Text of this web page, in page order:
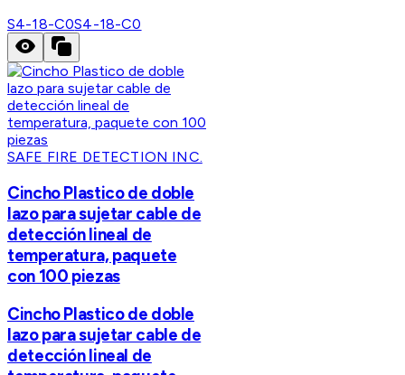
S4-18-C0S4-18-C0
SAFE FIRE DETECTION INC.
Cincho Plastico de doble
lazo para sujetar cable de
detección lineal de
temperatura, paquete
con 100 piezas
Cincho Plastico de doble
lazo para sujetar cable de
detección lineal de